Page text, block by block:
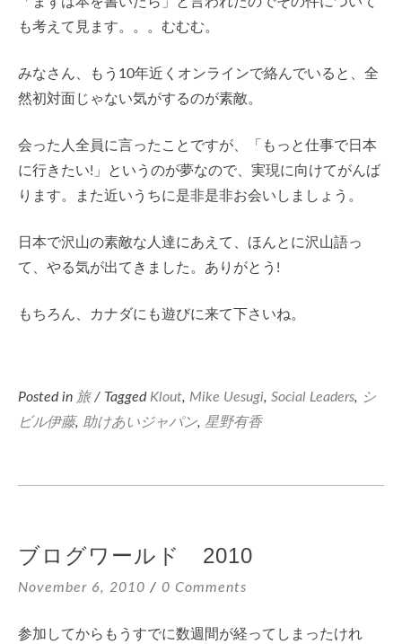
も考えて見ます。。。むむむ。
みなさん、もう10年近くオンラインで絡んでいると、全
然初対面じゃない気がするのが素敵。
会った人全員に言ったことですが、「もっと仕事で日本
に行きたい!」というのが夢なので、実現に向けてがんば
ります。また近いうちに是非是非お会いしましょう。
日本で沢山の素敵な人達にあえて、ほんとに沢山語っ
て、やる気が出てきました。ありがとう!
もちろん、カナダにも遊びに来て下さいね。
Posted in 旅 / Tagged Klout, Mike Uesugi, Social Leaders, シ
ビル伊藤, 助けあいジャパン, 星野有香
ブログワールド 2010
November 6, 2010 0 Comments
参加してからもうすでに数週間が経ってしまったけれ